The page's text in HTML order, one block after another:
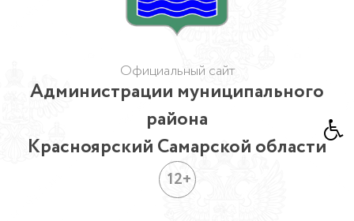
Официальный сайт
Администрации муниципального
района
Красноярский Самарской области
12+